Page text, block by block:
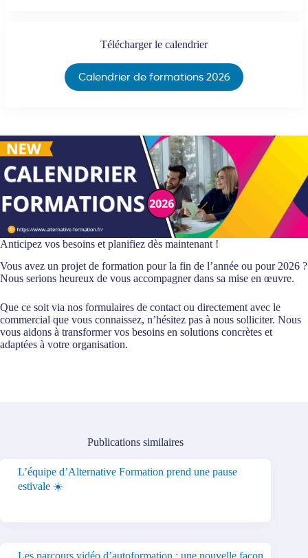
Télécharger le calendrier
Calendrier de formations 2026
Anticipez vos besoins et planifiez dès maintenant !
Vous avez un projet de formation pour la fin de l’année ou pour 2026 ?
Nous serions heureux de vous accompagner dans sa mise en œuvre.
Que ce soit via nos formulaires de contact ou directement avec le
commercial que vous connaissez, n’hésitez pas à nous solliciter. Nous
vous aidons à transformer vos besoins en solutions concrètes et
adaptées à votre organisation.
Publications similaires
L’équipe d’Alternative Formation prend une pause
estivale ☀️
Les parcours vidéo d’autoformation : une nouvelle façon